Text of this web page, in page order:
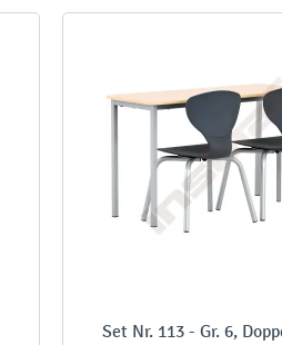
Set Nr. 113 - Gr. 6,